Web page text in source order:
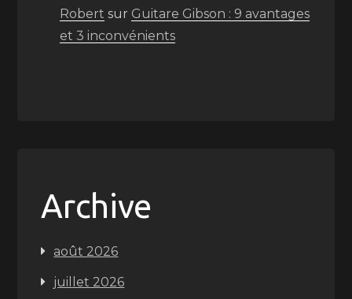
Robert sur Guitare Gibson : 9 avantages
et 3 inconvénients
Archive
août 2026
juillet 2026